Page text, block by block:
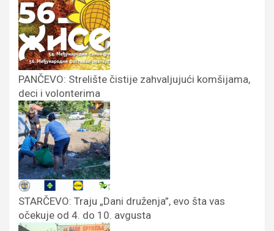
PANČEVO: Strelište čistije zahvaljujući komšijama,
deci i volonterima
STARČEVO: Traju „Dani druženja”, evo šta vas
očekuje od 4. do 10. avgusta